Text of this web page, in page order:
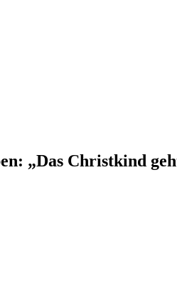
„Das Christkind